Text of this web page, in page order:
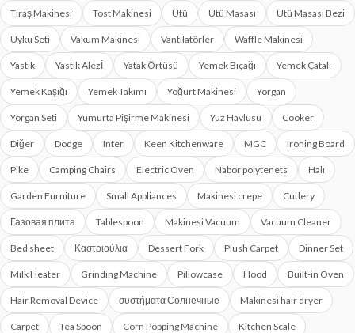
Tıraş Makinesi Tost Makinesi Ütü Ütü Masası Ütü Masası Bezi
Uyku Seti Vakum Makinesi Vantilatörler Waffle Makinesi
Yastık Yastık Alezİ Yatak Örtüsü Yemek Bıçağı Yemek Çatalı
Yemek Kaşığı Yemek Takımı Yoğurt Makinesi Yorgan
Yorgan Seti Yumurta Pişirme Makinesi Yüz Havlusu Cooker
Diğer Dodge Inter Keen Kitchenware MGC Ironing Board
Pike Camping Chairs Electric Oven Nabor polytenets Halı
Garden Furniture Small Appliances Makinesi crepe Cutlery
Газовая плита Tablespoon Makinesi Vacuum Vacuum Cleaner
Bed sheet Καστριούλια Dessert Fork Plush Carpet Dinner Set
Milk Heater Grinding Machine Pillowcase Hood Built-in Oven
Hair Removal Device συστήματα Солнечные Makinesi hair dryer
Carpet Tea Spoon Corn Popping Machine Kitchen Scale